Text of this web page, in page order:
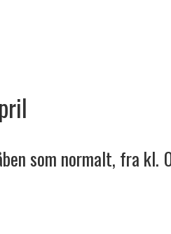
som normalt, fra kl.